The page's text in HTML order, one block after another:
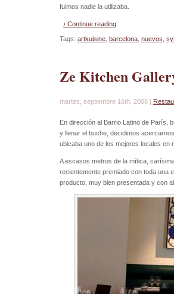
fuimos nadie la utilizaba.
› Continue reading
Tags: artkuisine barcelona nuevos
Ze Kitchen
martes, septiembre 16th, 2008 |
En dirección al Barrio Latino de París,
y llenar el buche, decidimos
ubicaba uno de los mejores locales en
A escasos metros de la mítica,
recientemente premiado con toda una
producto, muy bien presentada y con